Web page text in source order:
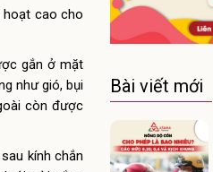
hoạt cao cho
gắn ở mặt
như gió, bụi
còn được
kính chắn
Bài viết mới